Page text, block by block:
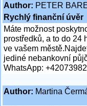
Author: PETER
Rychlý finanční úvěr
Máte možnost
prostředků, a to do 24
ve vašem
jediné nebankovní
WhatsApp:
Author: Martina